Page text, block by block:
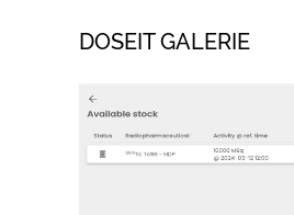
DOSEIT GALERIE